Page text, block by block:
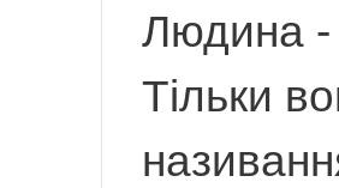
Людина -
Тільки